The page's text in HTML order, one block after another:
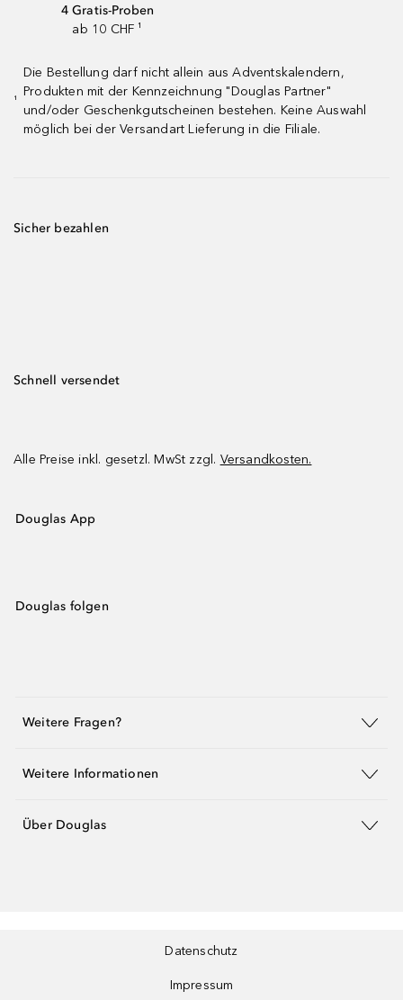
4 Gratis-Proben
ab 10 CHF ¹
¹
Die Bestellung darf nicht allein aus Adventskalendern,
Produkten mit der Kennzeichnung "Douglas Partner"
und/oder Geschenkgutscheinen bestehen. Keine Auswahl
möglich bei der Versandart Lieferung in die Filiale.
Sicher bezahlen
Schnell versendet
Alle Preise inkl. gesetzl. MwSt zzgl. Versandkosten.
Douglas App
Douglas folgen
Weitere Fragen?
Weitere Informationen
Über Douglas
Datenschutz
Impressum